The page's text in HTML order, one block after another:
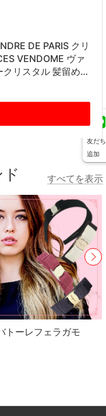
友だち
追加
DE PARIS クリ
VENDOME ヴァ
リスタル 髪留め
すべてを表示
トーレフェラガモ